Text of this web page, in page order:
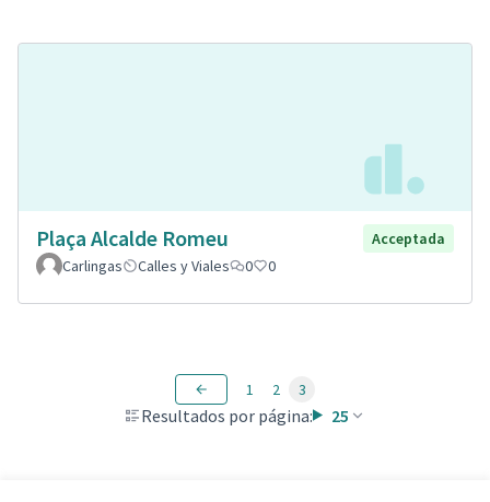
Plaça Alcalde Romeu
Acceptada
Carlingas
Calles y Viales 0 0
Resultados por página: 25
1 2 3